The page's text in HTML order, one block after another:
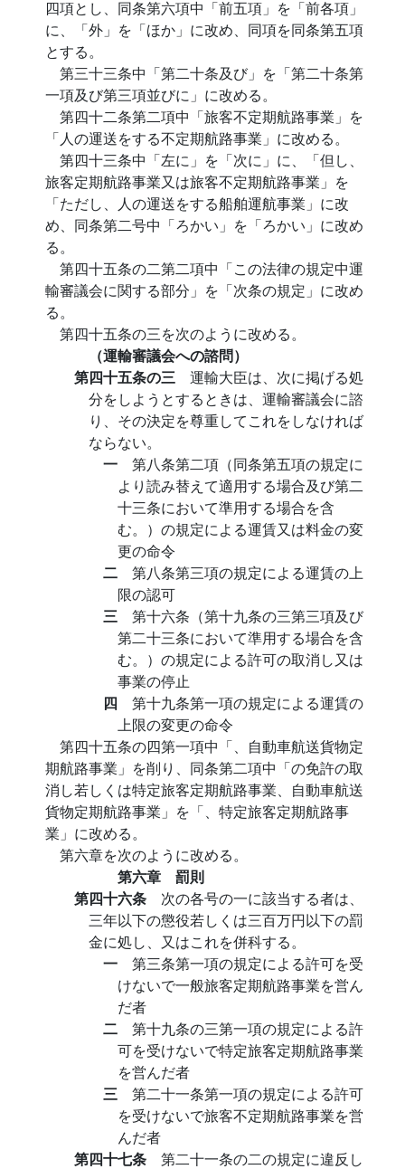
四項とし、同条第六項中「前五項」を「前各項」
に、「外」を「ほか」に改め、同項を同条第五項
とする。
第三十三条中「第二十条及び」を「第二十条第
一項及び第三項並びに」に改める。
第四十二条第二項中「旅客不定期航路事業」を
「人の運送をする不定期航路事業」に改める。
第四十三条中「左に」を「次に」に、「但し、
旅客定期航路事業又は旅客不定期航路事業」を
「ただし、人の運送をする船舶運航事業」に改
め、同条第二号中「ろかい」を「ろかい」に改め
る。
第四十五条の二第二項中「この法律の規定中運
輸審議会に関する部分」を「次条の規定」に改め
る。
第四十五条の三を次のように改める。
（運輸審議会への諮問）
第四十五条の三 運輸大臣は、次に掲げる処
分をしようとするときは、運輸審議会に諮
り、その決定を尊重してこれをしなければ
ならない。
一 第八条第二項（同条第五項の規定に
より読み替えて適用する場合及び第二
十三条において準用する場合を含
む。）の規定による運賃又は料金の変
更の命令
二 第八条第三項の規定による運賃の上
限の認可
三 第十六条（第十九条の三第三項及び
第二十三条において準用する場合を含
む。）の規定による許可の取消し又は
事業の停止
四 第十九条第一項の規定による運賃の
上限の変更の命令
第四十五条の四第一項中「、自動車航送貨物定
期航路事業」を削り、同条第二項中「の免許の取
消し若しくは特定旅客定期航路事業、自動車航送
貨物定期航路事業」を「、特定旅客定期航路事
業」に改める。
第六章を次のように改める。
第六章 罰則
第四十六条 次の各号の一に該当する者は、
三年以下の懲役若しくは三百万円以下の罰
金に処し、又はこれを併科する。
一 第三条第一項の規定による許可を受
けないで一般旅客定期航路事業を営ん
だ者
二 第十九条の三第一項の規定による許
可を受けないで特定旅客定期航路事業
を営んだ者
三 第二十一条第一項の規定による許可
を受けないで旅客不定期航路事業を営
んだ者
第四十七条 第二十一条の二の規定に違反し